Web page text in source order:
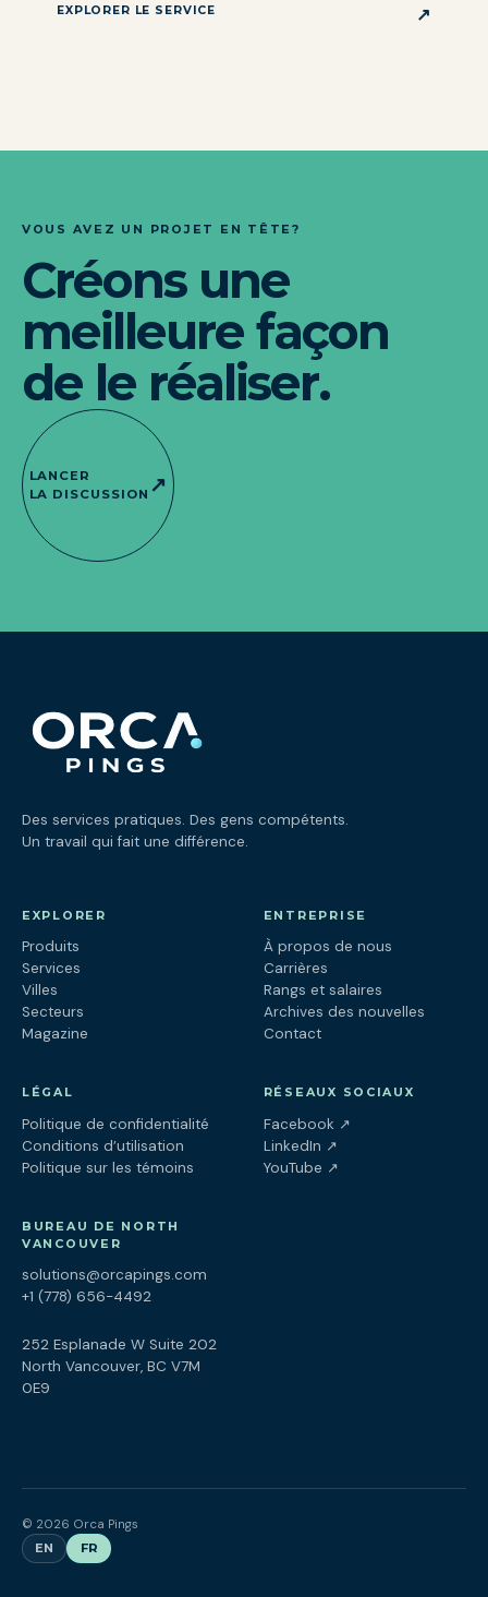
EXPLORER LE SERVICE ↗
VOUS AVEZ UN PROJET EN TÊTE?
Créons une
meilleure façon
de le réaliser.
LANCER
LA DISCUSSION ↗
Des services pratiques. Des gens compétents.
Un travail qui fait une différence.
EXPLORER
Produits
Services
Villes
Secteurs
Magazine
ENTREPRISE
À propos de nous
Carrières
Rangs et salaires
Archives des nouvelles
Contact
LÉGAL
Politique de confidentialité
Conditions d’utilisation
Politique sur les témoins
RÉSEAUX SOCIAUX
Facebook ↗(ouvre dans un
LinkedIn ↗(ouvre dans un
YouTube ↗(ouvre dans un
BUREAU DE NORTH
VANCOUVER
solutions@orcapings.com
+1 (778) 656-4492
252 Esplanade W Suite 202
North Vancouver, BC V7M
0E9
© 2026 Orca Pings
EN FR